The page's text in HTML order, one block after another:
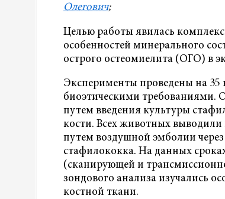
Олегович;
Целью работы явилась
особенностей минерального
острого остеомиелита (ОГО) в
Эксперименты проведены на 35
биоэтическими требованиями.
путем введения культуры
кости. Всех животных
путем воздушной эмболии через
стафилококка. На данных
(сканирующей и
зондового анализа изучались
костной ткани.